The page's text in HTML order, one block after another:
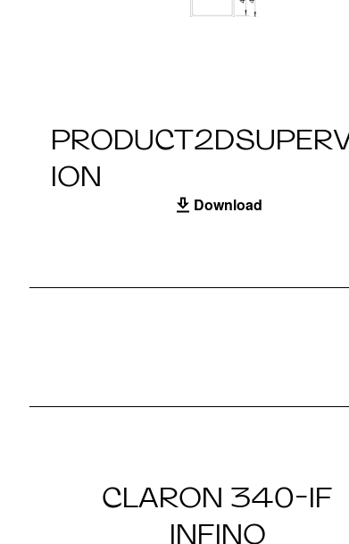
ION
Download
CLARON 340-IF
INFINO